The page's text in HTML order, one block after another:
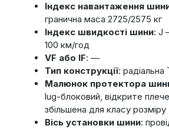
Індекс навантаження
гранична маса 2725/2575 кг
Індекс швидкості шини: J
100 км/год
VF або IF: —
Тип конструкції:
Малюнок протектора
lug-блоковий, відкрите
збільшена для класу розміру
Вісь установки шини: